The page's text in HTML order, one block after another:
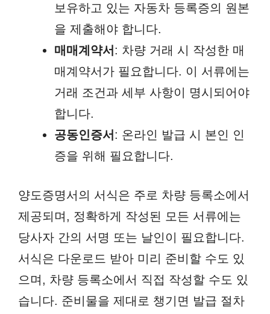
보유하고 있는 자동차 등록증의 원본
을 제출해야 합니다.
매매계약서 : 차량 거래 시 작성한 매
매계약서가 필요합니다. 이 서류에는
거래 조건과 세부 사항이 명시되어야
합니다.
공동인증서 : 온라인 발급 시 본인 인
증을 위해 필요합니다.
양도증명서의 서식은 주로 차량 등록소에서
제공되며, 정확하게 작성된 모든 서류에는
당사자 간의 서명 또는 날인이 필요합니다.
서식은 다운로드 받아 미리 준비할 수도 있
으며, 차량 등록소에서 직접 작성할 수도 있
습니다. 준비물을 제대로 챙기면 발급 절차